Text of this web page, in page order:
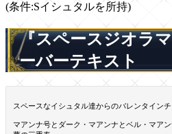
(条件:Sイシュタルを所持)
『スペースジオラ
ーバーテキスト
スペースなイシュタル達からのバレンタインチ
マアンナ号とダーク・マアンナとベル・マアン